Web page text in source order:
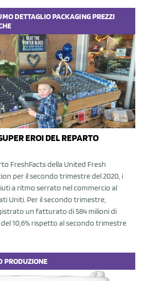
DETTAGLIOPACKAGINGPREZZI
EROI DEL REPARTO
FreshFacts della United Fresh
per il secondo trimestre del 2020, i
a ritmo serrato nel commercio al
Uniti. Per il secondo trimestre,
un fatturato di 584 milioni di
10,6% rispetto al secondo trimestre
PRODUZIONE